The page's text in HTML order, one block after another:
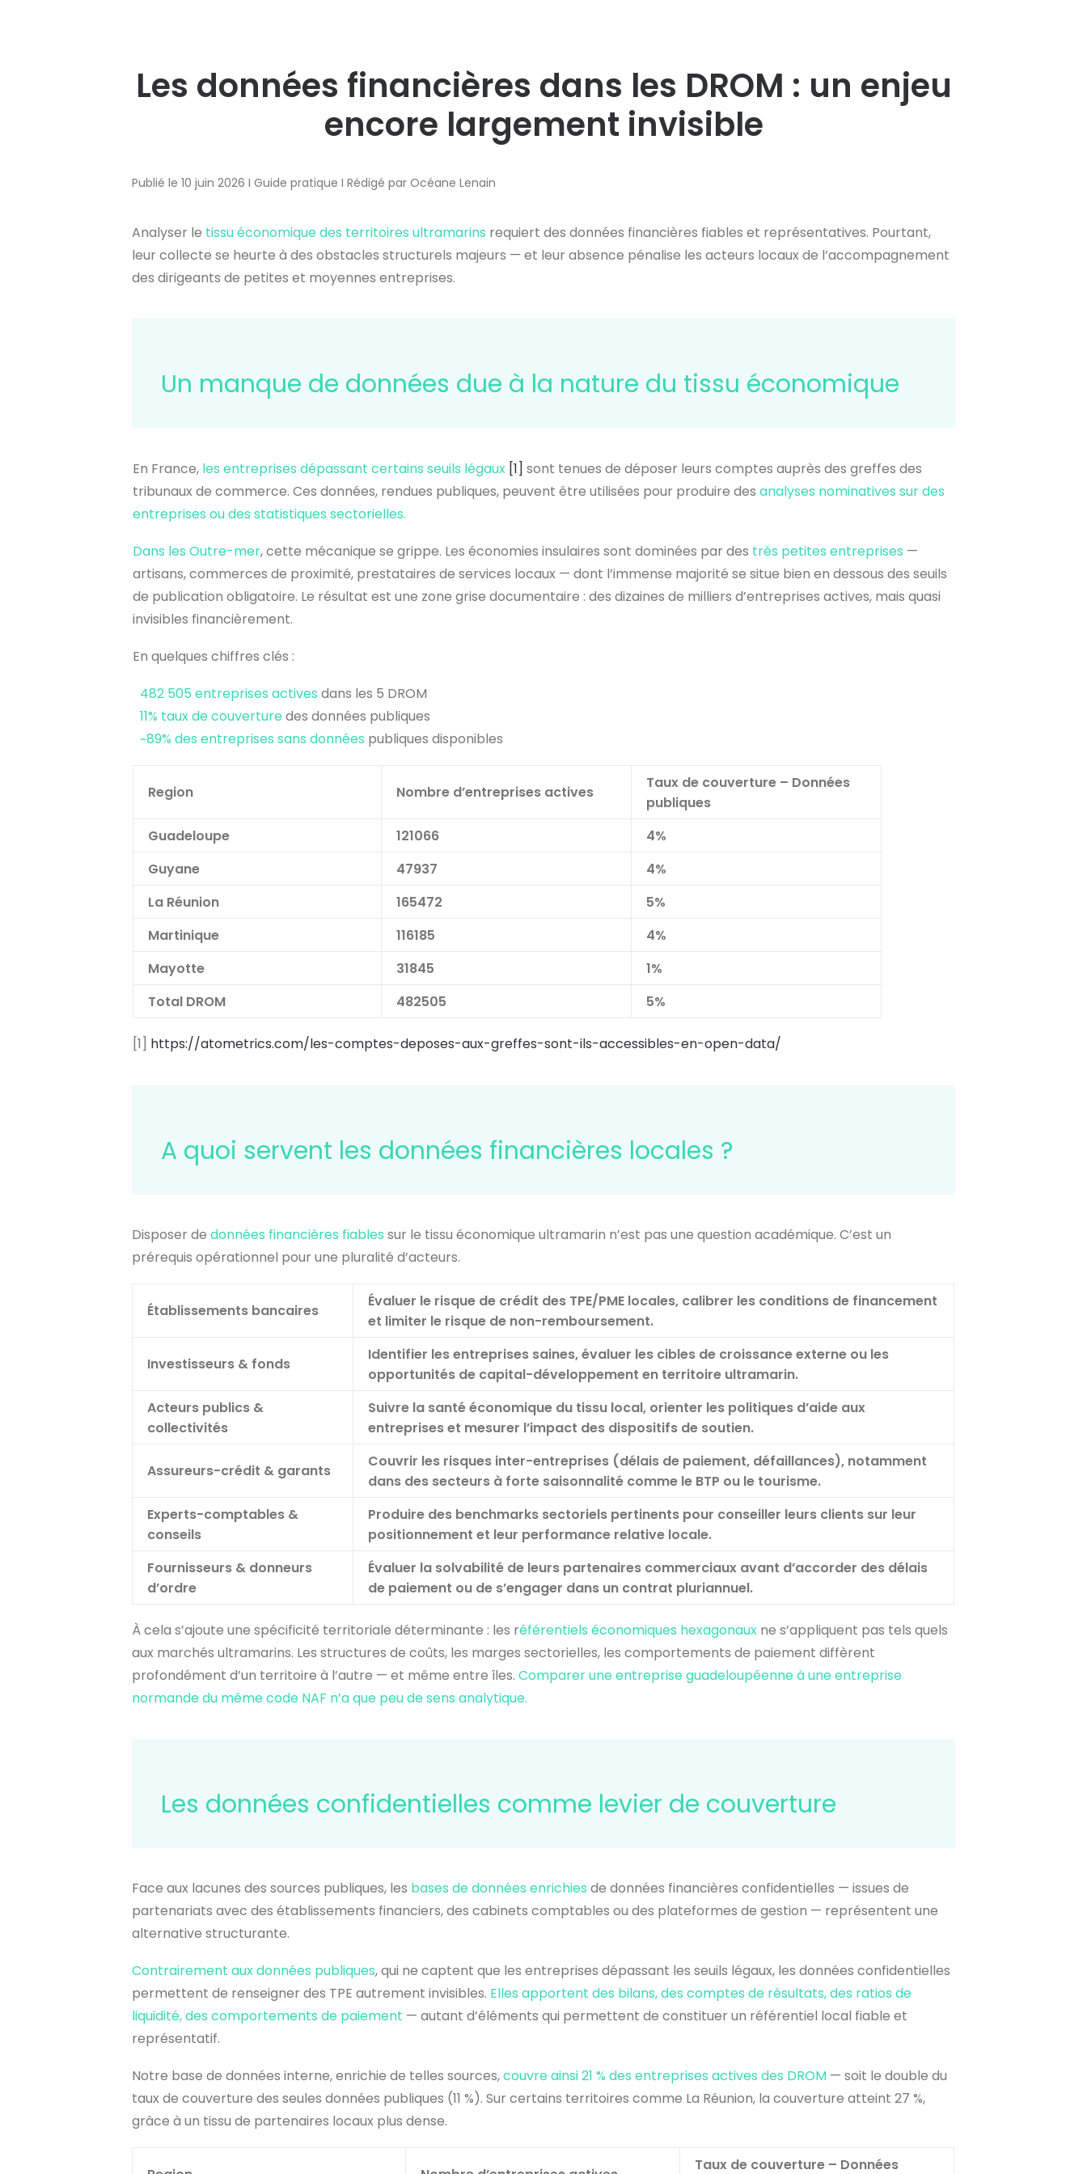
Les données financières dans les DROM : un enjeu
encore largement invisible
Publié le 10 juin 2026 IGuide pratique I Rédigé par Océane Lenain
Analyser le tissu économique des territoires ultramarins requiert des données financières fiables et représentatives. Pourtant,
leur collecte se heurte à des obstacles structurels majeurs — et leur absence pénalise les acteurs locaux de l’accompagnement
des dirigeants de petites et moyennes entreprises.
Un manque de données due à la nature du tissu économique
En France, les entreprises dépassant certains seuils légaux [1] sont tenues de déposer leurs comptes auprès des greffes des
tribunaux de commerce. Ces données, rendues publiques, peuvent être utilisées pour produire desanalyses nominatives sur des
entreprises ou des statistiques sectorielles.
Dans les Outre-mer, cette mécanique se grippe. Les économies insulaires sont dominées par des très petites entreprises —
artisans, commerces de proximité, prestataires de services locaux — dont l’immense majorité se situe bien en dessous des seuils
de publication obligatoire. Le résultat est une zone grise documentaire : des dizaines de milliers d’entreprises actives, mais quasi
invisibles financièrement.
En quelques chiffres clés :
482 505 entreprises actives dans les 5 DROM
11% taux de couverturedes données publiques
~89% des entreprises sans données publiques disponibles
Region Nombre d’entreprises actives
Taux de couverture – Données
publiques
Guadeloupe
121066
4%
Guyane
47937
4%
La Réunion
165472
5%
Martinique
116185
4%
Mayotte
31845
1%
Total DROM
482505 5%
[1] https://atometrics.com/les-comptes-deposes-aux-greffes-sont-ils-accessibles-en-open-data/
A quoi servent les données financières locales ?
Disposer dedonnées financières fiables sur le tissu économique ultramarin n’est pas une question académique. C’est un
prérequis opérationnel pour une pluralité d’acteurs.
Établissements bancaires
Évaluer le risque de crédit des TPE/PME locales, calibrer les conditions de financement
et limiter le risque de non-remboursement.
Investisseurs & fonds
Identifier les entreprises saines, évaluer les cibles de croissance externe ou les
opportunités de capital-développement en territoire ultramarin.
Acteurs publics &
collectivités
Suivre la santé économique du tissu local, orienter les politiques d’aide aux
entreprises et mesurer l’impact des dispositifs de soutien.
Assureurs-crédit & garants
Couvrir les risques inter-entreprises (délais de paiement, défaillances), notamment
dans des secteurs à forte saisonnalité comme le BTP ou le tourisme.
Experts-comptables &
conseils
Produire des benchmarks sectoriels pertinents pour conseiller leurs clients sur leur
positionnement et leur performance relative locale.
Fournisseurs & donneurs
d’ordre
Évaluer la solvabilité de leurs partenaires commerciaux avant d’accorder des délais
de paiement ou de s’engager dans un contrat pluriannuel.
À cela s’ajoute une spécificité territoriale déterminante : les référentiels économiques hexagonaux ne s’appliquent pas tels quels
aux marchés ultramarins. Les structures de coûts, les marges sectorielles, les comportements de paiement diffèrent
profondément d’un territoire à l’autre — et même entre îles.Comparer une entreprise guadeloupéenne à une entreprise
normande du même code NAF n’a que peu de sens analytique.
Les données confidentielles comme levier de couverture
Face aux lacunes des sources publiques, les bases de données enrichies de données financières confidentielles — issues de
partenariats avec des établissements financiers, des cabinets comptables ou des plateformes de gestion — représentent une
alternative structurante.
Contrairement aux données publiques, qui ne captent que les entreprises dépassant les seuils légaux, les données confidentielles
permettent de renseigner des TPE autrement invisibles. Elles apportent des bilans, des comptes de résultats, des ratios de
liquidité, des comportements de paiement — autant d’éléments qui permettent de constituer un référentiel local fiable et
représentatif.
Notre base de données interne, enrichie de telles sources,couvre ainsi 21 % des entreprises actives des DROM — soit le double du
taux de couverture des seules données publiques (11 %). Sur certains territoires comme La Réunion, la couverture atteint 27 %,
grâce à un tissu de partenaires locaux plus dense.
Taux de couverture – Données